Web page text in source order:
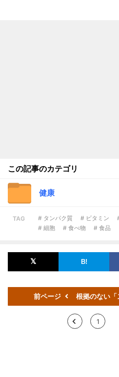
この記事のカテゴリ
健康
TAG # タンパク質 # ビタミン
# 細胞
# 食べ物 # 食品
前ページ 根拠のない
< 1